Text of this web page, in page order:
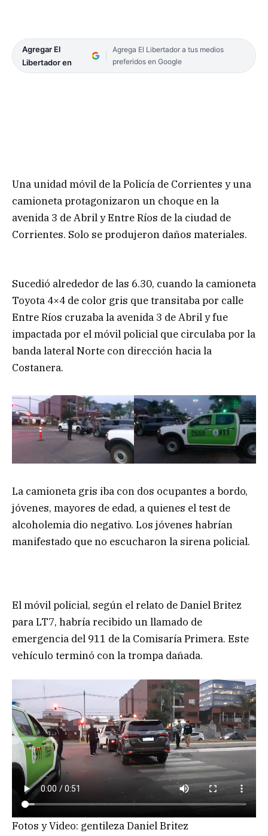
Agregar El
Libertador en
Agrega El Libertador a tus medios
preferidos en Google
Una unidad móvil de la Policía de Corrientes y una
camioneta protagonizaron un choque en la
avenida 3 de Abril y Entre Ríos de la ciudad de
Corrientes. Solo se produjeron daños materiales.
Sucedió alrededor de las 6.30, cuando la camioneta
Toyota 4×4 de color gris que transitaba por calle
Entre Ríos cruzaba la avenida 3 de Abril y fue
impactada por el móvil policial que circulaba por la
banda lateral Norte con dirección hacia la
Costanera.
La camioneta gris iba con dos ocupantes a bordo,
jóvenes, mayores de edad, a quienes el test de
alcoholemia dio negativo. Los jóvenes habrían
manifestado que no escucharon la sirena policial.
El móvil policial, según el relato de Daniel Britez
para LT7, habría recibido un llamado de
emergencia del 911 de la Comisaría Primera. Este
vehículo terminó con la trompa dañada.
Fotos y Video: gentileza Daniel Britez